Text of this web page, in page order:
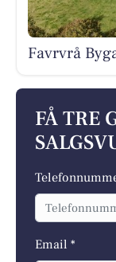
Favrvrå
FÅ TRE
Email *